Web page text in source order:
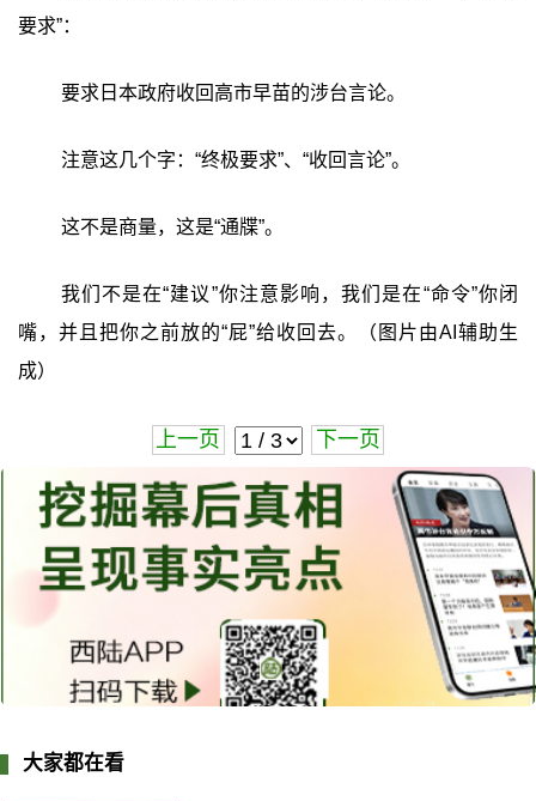
要求”：
要求日本政府收回高市早苗的涉台言论。
注意这几个字：“终极要求”、“收回言论”。
这不是商量，这是“通牒”。
我们不是在“建议”你注意影响，我们是在“命令”你闭
嘴，并且把你之前放的“屁”给收回去。（图片由AI辅助生
成）
上一页 下一页
大家都在看